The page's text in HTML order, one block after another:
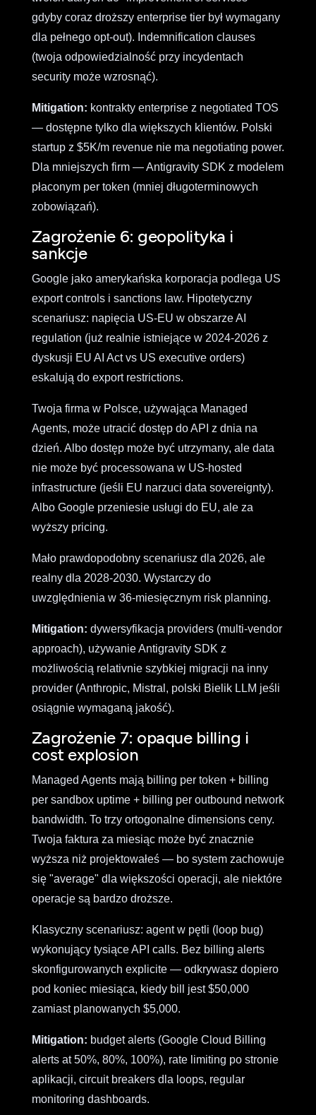
gdyby coraz droższy enterprise tier był wymagany
dla pełnego opt-out). Indemnification clauses
(twoja odpowiedzialność przy incydentach
security może wzrosnąć).
Mitigation: kontrakty enterprise z negotiated TOS
— dostępne tylko dla większych klientów. Polski
startup z $5K/m revenue nie ma negotiating power.
Dla mniejszych firm — Antigravity SDK z modelem
płaconym per token (mniej długoterminowych
zobowiązań).
Zagrożenie 6: geopolityka i
sankcje
Google jako amerykańska korporacja podlega US
export controls i sanctions law. Hipotetyczny
scenariusz: napięcia US-EU w obszarze AI
regulation (już realnie istniejące w 2024-2026 z
dyskusji EU AI Act vs US executive orders)
eskalują do export restrictions.
Twoja firma w Polsce, używająca Managed
Agents, może utracić dostęp do API z dnia na
dzień. Albo dostęp może być utrzymany, ale data
nie może być processowana w US-hosted
infrastructure (jeśli EU narzuci data sovereignty).
Albo Google przeniesie usługi do EU, ale za
wyższy pricing.
Mało prawdopodobny scenariusz dla 2026, ale
realny dla 2028-2030. Wystarczy do
uwzględnienia w 36-miesięcznym risk planning.
Mitigation: dywersyfikacja providers (multi-vendor
approach), używanie Antigravity SDK z
możliwością relativnie szybkiej migracji na inny
provider (Anthropic, Mistral, polski Bielik LLM jeśli
osiągnie wymaganą jakość).
Zagrożenie 7: opaque billing i
cost explosion
Managed Agents mają billing per token + billing
per sandbox uptime + billing per outbound network
bandwidth. To trzy ortogonalne dimensions ceny.
Twoja faktura za miesiąc może być znacznie
wyższa niż projektowałeś — bo system zachowuje
się "average" dla większości operacji, ale niektóre
operacje są bardzo droższe.
Klasyczny scenariusz: agent w pętli (loop bug)
wykonujący tysiące API calls. Bez billing alerts
skonfigurowanych explicite — odkrywasz dopiero
pod koniec miesiąca, kiedy bill jest $50,000
zamiast planowanych $5,000.
Mitigation: budget alerts (Google Cloud Billing
alerts at 50%, 80%, 100%), rate limiting po stronie
aplikacji, circuit breakers dla loops, regular
monitoring dashboards.